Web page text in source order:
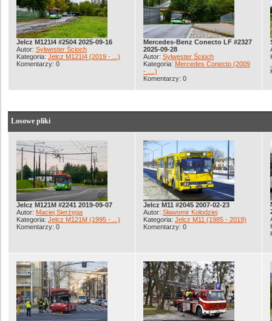
Jelcz M121I4 #2504 2025-09-16
Autor: Sylwester Ścioch
Kategoria: Jelcz M121I4 (2019 - ...)
Komentarzy: 0
Mercedes-Benz Conecto LF #2327
2025-09-28
Autor: Sylwester Ścioch
Kategoria: Mercedes Conecto (2009
- ....)
Komentarzy: 0
Losowe pliki
Jelcz M121M #2241 2019-09-07
Autor: Maciej Sierżęga
Kategoria: Jelcz M121M (1995 - ...)
Komentarzy: 0
Jelcz M11 #2045 2007-02-23
Autor: Sławomir Kołodziej
Kategoria: Jelcz M11 (1985 - 2019)
Komentarzy: 0